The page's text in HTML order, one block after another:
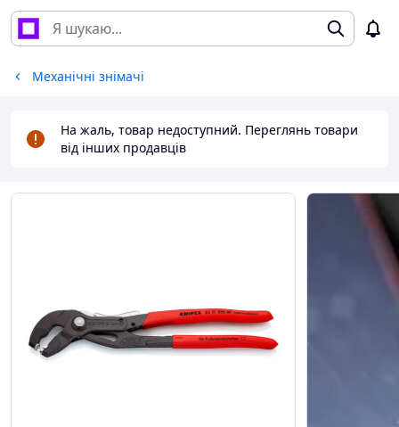
Механічні знімачі
На жаль, товар недоступний. Переглянь товари
від інших продавців